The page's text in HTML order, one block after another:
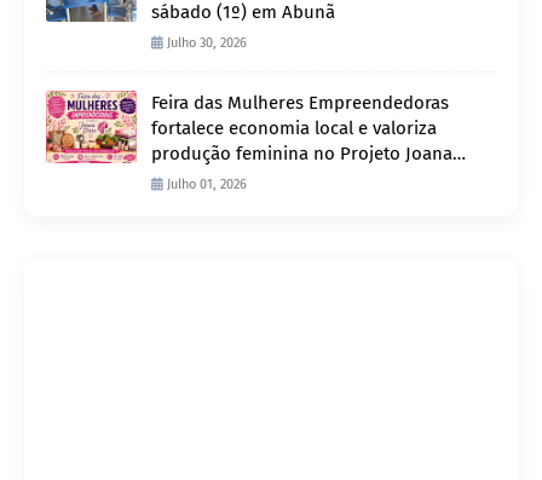
sábado (1º) em Abunã
Julho 30, 2026
Feira das Mulheres Empreendedoras
fortalece economia local e valoriza
produção feminina no Projeto Joana
D’ArcJulho 01, 2026